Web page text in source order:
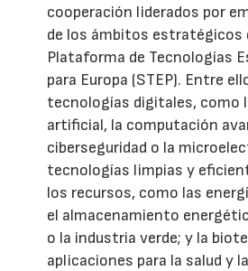
cooperación liderados por
de los ámbitos estratégicos
Plataforma de Tecnologías
para Europa (STEP). Entre
tecnologías digitales, como
artificial, la computación
ciberseguridad o la
tecnologías limpias y
los recursos, como las
el almacenamiento
o la industria verde; y la
aplicaciones para la salud y